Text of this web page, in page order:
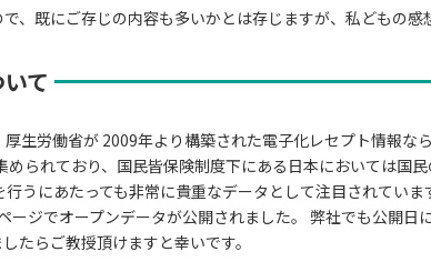
、既にご存じの内容も多いかとは存じますが、私どもの感
て
生労働省が 2009年より構築された電子化レセプト情報
られており、国民皆保険制度下にある日本においては国
うにあたっても非常に貴重なデータとして注目されてい
ジでオープンデータが公開されました。 弊社でも公開
たらご教授頂けますと幸いです。